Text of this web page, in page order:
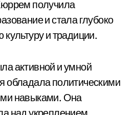
получила
и стала глубоко
культуру и традиции.
активной и умной
обладала политическими
навыками. Она